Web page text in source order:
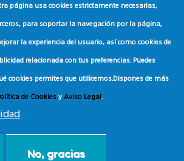
página usa cookies estrictamente necesarias,
para soportar la navegación por la página,
la experiencia del usuario, así como cookies de
relacionada con tus preferencias. Puedes
cookies permites que utilicemos.Dispones de más
de CookiesyAviso Legal.
No, gracias